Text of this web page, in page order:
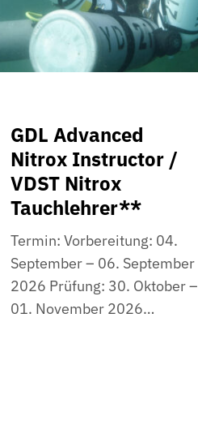
GDL Advanced
Nitrox Instructor /
VDST Nitrox
Tauchlehrer**
Termin: Vorbereitung: 04.
September – 06. September
2026 Prüfung: 30. Oktober –
01. November 2026…